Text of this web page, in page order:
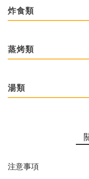
炸食類
蒸烤類
湯類
注意事項